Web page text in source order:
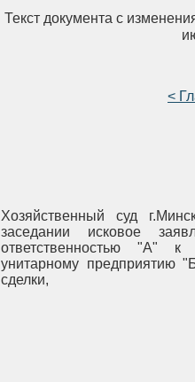
Текст документа с
<
Хозяйственный суд
заседании исковое
ответственностью "А" к
унитарному предприятию
сделки,